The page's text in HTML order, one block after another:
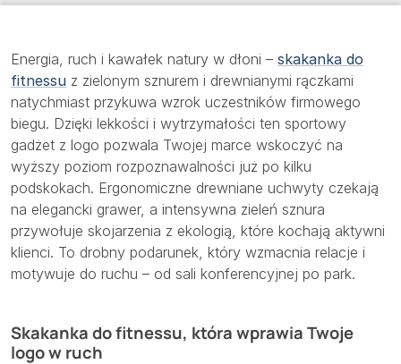
Energia, ruch i kawałek natury w dłoni – skakanka do
fitnessu z zielonym sznurem i drewnianymi rączkami
natychmiast przykuwa wzrok uczestników firmowego
biegu. Dzięki lekkości i wytrzymałości ten sportowy
gadżet z logo pozwala Twojej marce wskoczyć na
wyższy poziom rozpoznawalności już po kilku
podskokach. Ergonomiczne drewniane uchwyty czekają
na elegancki grawer, a intensywna zieleń sznura
przywołuje skojarzenia z ekologią, które kochają aktywni
klienci. To drobny podarunek, który wzmacnia relacje i
motywuje do ruchu – od sali konferencyjnej po park.
Skakanka do fitnessu, która wprawia Twoje
logo w ruch